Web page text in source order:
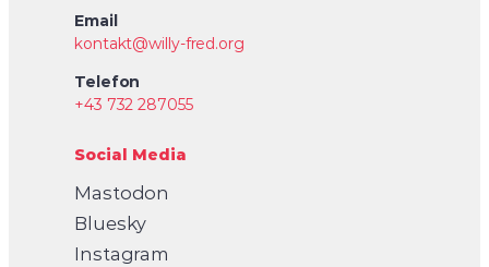
Email
kontakt@willy-fred.org
Telefon
+43 732 287055
Social Media
Mastodon
Bluesky
Instagram